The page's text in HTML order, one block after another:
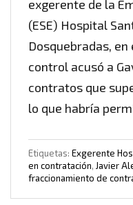
exgerente de la
(ESE) Hospital
Dosquebradas, en
control acusó a
contratos que
lo que habría
Etiquetas: Exgerente
en contratación, Javier
fraccionamiento de